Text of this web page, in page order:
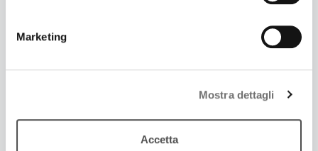
Marketing
Mostra dettagli
Accetta
GABRIELLA DEGLI ESPOSTI: CHIAMATEMI